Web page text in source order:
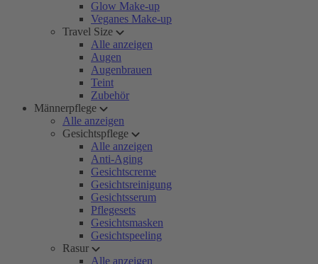
Glow Make-up
Veganes Make-up
Travel Size
Alle anzeigen
Augen
Augenbrauen
Teint
Zubehör
Männerpflege
Alle anzeigen
Gesichtspflege
Alle anzeigen
Anti-Aging
Gesichtscreme
Gesichtsreinigung
Gesichtsserum
Pflegesets
Gesichtsmasken
Gesichtspeeling
Rasur
Alle anzeigen